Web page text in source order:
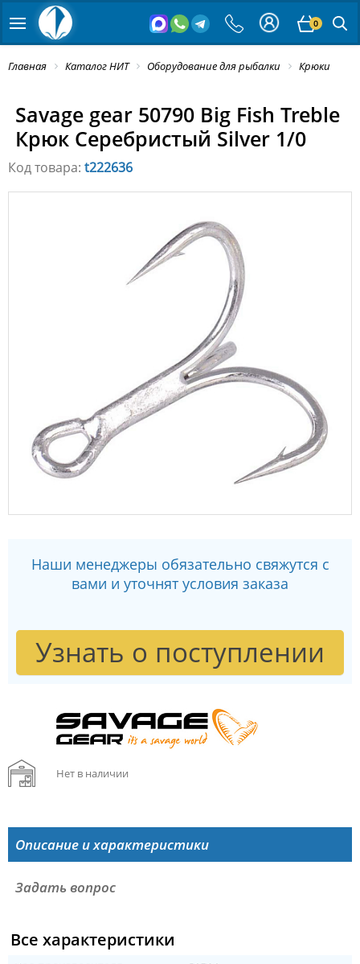
0
Главная Каталог НИТ Оборудование для рыбалки Крюки
Savage gear 50790 Big Fish Treble
Крюк Серебристый Silver 1/0
Код товара: t222636
Наши менеджеры обязательно свяжутся с
вами и уточнят условия заказа
Узнать о поступлении
Нет в наличии
Описание и характеристики
Задать вопрос
Все характеристики